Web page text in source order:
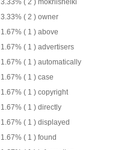
3.33% ( 2 ) mokriishelki
3.33% ( 2 ) owner
1.67% ( 1 ) above
1.67% ( 1 ) advertisers
1.67% ( 1 ) automatically
1.67% ( 1 ) case
1.67% ( 1 ) copyright
1.67% ( 1 ) directly
1.67% ( 1 ) displayed
1.67% ( 1 ) found